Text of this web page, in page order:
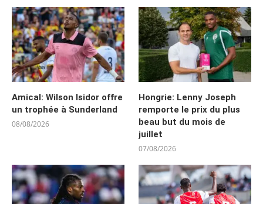
Amical: Wilson Isidor offre
un trophée à Sunderland
08/08/2026
Hongrie: Lenny Joseph
remporte le prix du plus
beau but du mois de
juillet
07/08/2026